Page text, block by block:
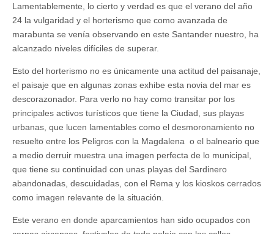
Lamentablemente, lo cierto y verdad es que el verano del año
24 la vulgaridad y el horterismo que como avanzada de
marabunta se venía observando en este Santander nuestro, ha
alcanzado niveles difíciles de superar.
Esto del horterismo no es únicamente una actitud del paisanaje,
el paisaje que en algunas zonas exhibe esta novia del mar es
descorazonador. Para verlo no hay como transitar por los
principales activos turísticos que tiene la Ciudad, sus playas
urbanas, que lucen lamentables como el desmoronamiento no
resuelto entre los Peligros con la Magdalena o el balneario que
a medio derruir muestra una imagen perfecta de lo municipal,
que tiene su continuidad con unas playas del Sardinero
abandonadas, descuidadas, con el Rema y los kioskos cerrados
como imagen relevante de la situación.
Este verano en donde aparcamientos han sido ocupados con